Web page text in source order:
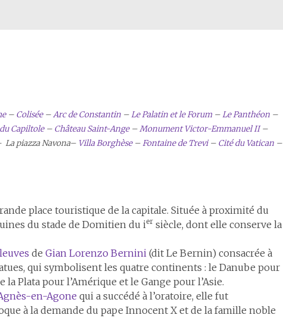
– Colisée–Arc de Constantin –Le Palatin et le Forum –Le Panthéon –
Capiltole– Château Saint-Ange–Monument Victor-Emmanuel II–
La piazza Navona– Villa Borghèse–Fontaine de Trevi– Cité du Vatican –
place touristique de la capitale. Située à proximité du
du stade de Domitien du ier siècle, dont elle conserve la
de Gian Lorenzo Bernini (dit Le Bernin) consacrée à
qui symbolisent les quatre continents : le Danube pour
la Plata pour l’Amérique et le Gange pour l’Asie.
en-Agone qui a succédé à l’oratoire, elle fut
à la demande du pape Innocent X et de la famille noble